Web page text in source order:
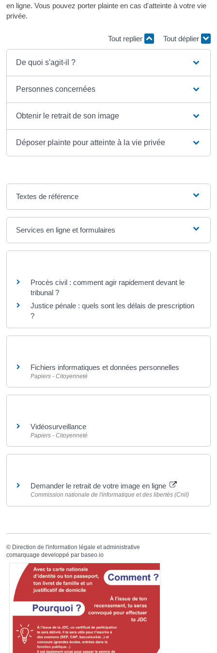
en ligne. Vous pouvez porter plainte en cas d'atteinte à votre vie
privée.
Tout replier Tout déplier
De quoi s'agit-il ?
Personnes concernées
Obtenir le retrait de son image
Déposer plainte pour atteinte à la vie privée
Textes de référence
Services en ligne et formulaires
Procès civil : comment agir rapidement devant le
tribunal ?
Justice pénale : quels sont les délais de prescription
?
Fichiers informatiques et données personnelles
Papiers - Citoyenneté
Vidéosurveillance
Papiers - Citoyenneté
Demander le retrait de votre image en ligne
Commission nationale de l'informatique et des libertés (Cnil)
© Direction de l'information légale et administrative
comarquage developpé par baseo.io